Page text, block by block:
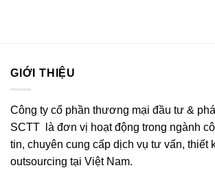
GIỚI THIỆU
Công ty cổ phần thương mại đầu tư &
SCTT là đơn vị hoạt động trong ngành
tin, chuyên cung cấp dịch vụ tư vấn, thiết
outsourcing tại Việt Nam.